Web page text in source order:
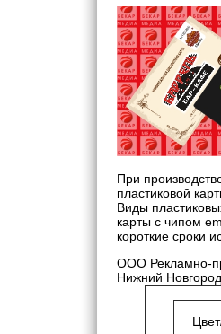
При
пластиковой
Виды
карты с чипом
короткие сроки
ООО Рекламно-
Нижний